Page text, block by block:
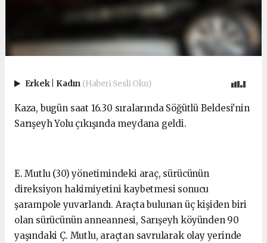
Erkek Kadın (Haberi Sesli Oku)
Kaza, bugün saat 16.30 sıralarında Söğütlü Beldesi'nin
Sarışeyh Yolu çıkışında meydana geldi.
E. Mutlu (30) yönetimindeki araç, sürücünün
direksiyon hakimiyetini kaybetmesi sonucu
şarampole yuvarlandı. Araçta bulunan üç kişiden biri
olan sürücünün anneannesi, Sarışeyh köyünden 90
yaşındaki Ç. Mutlu, araçtan savrularak olay yerinde